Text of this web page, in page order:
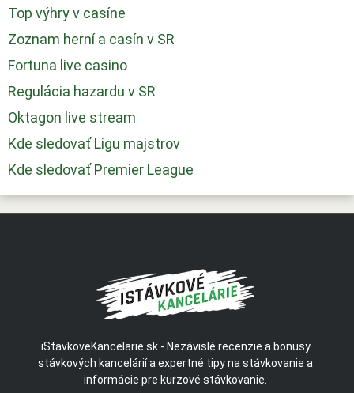
Top výhry v casíne
Zoznam herní a casín v SR
Fortuna live casino
Regulácia hazardu v SR
Oktagon live stream
Kde sledovať Ligu majstrov
Kde sledovať Premier League
iStavkoveKancelarie.sk - Nezávislé recenzie a bonusy
stávkových kancelárií a expertné tipy na stávkovanie a
informácie pre kurzové stávkovanie.